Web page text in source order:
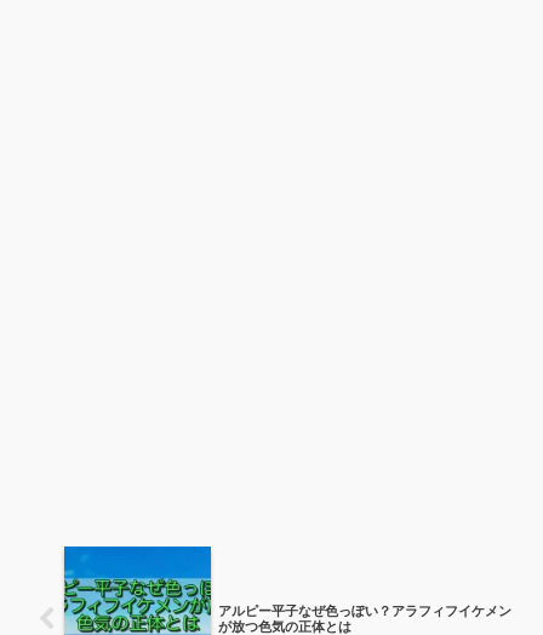
アルピー平子なぜ色っぽい？アラフィフイケメン
が放つ色気の正体とは